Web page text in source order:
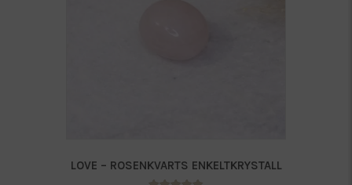
LOVE – ROSENKVARTS ENKELTKRYSTALL